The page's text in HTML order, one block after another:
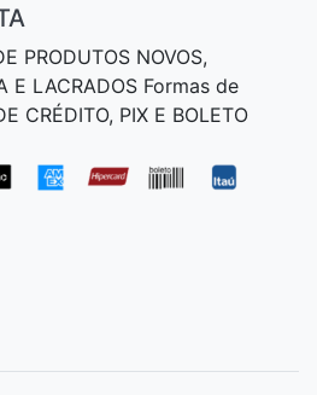
PRODUTOS NOVOS,
E LACRADOS Formas de
CRÉDITO, PIX E BOLETO